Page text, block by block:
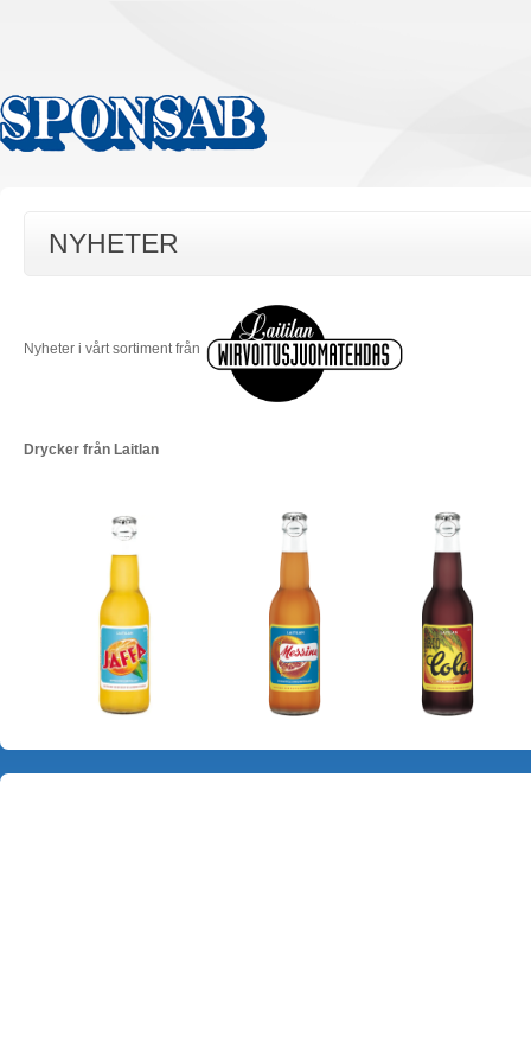
NYHETER
Nyheter i vårt sortiment från
Drycker från Laitlan